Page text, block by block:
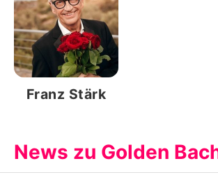
Franz Stärk
News zu Golden